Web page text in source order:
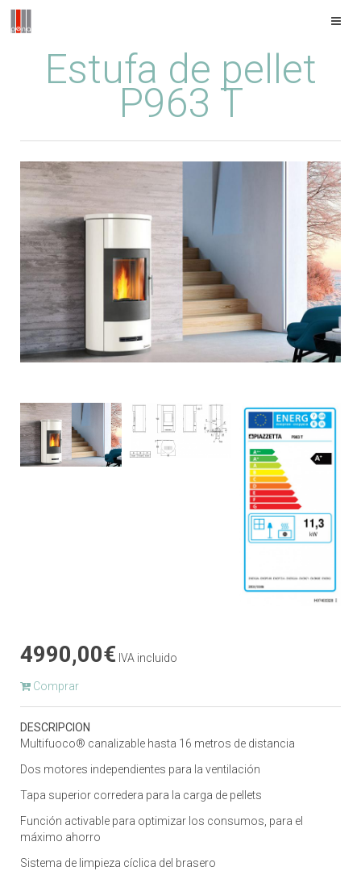
Estufa de pellet
P963 T
4990,00€ IVA incluido
Comprar
DESCRIPCION
Multifuoco® canalizable hasta 16 metros de distancia
Dos motores independientes para la ventilación
Tapa superior corredera para la carga de pellets
Función activable para optimizar los consumos, para el
máximo ahorro
Sistema de limpieza cíclica del brasero